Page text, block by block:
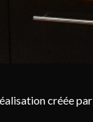
créée par